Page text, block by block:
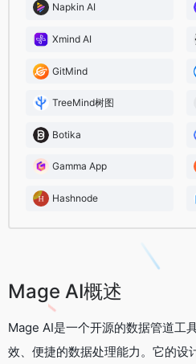
Napkin AI
Xmind AI
GitMind
TreeMind树图
Botika
Gamma App
Hashnode
Mage AI概述
Mage AI是一个开源的数据管道工
效、便捷的数据处理能力。它的设